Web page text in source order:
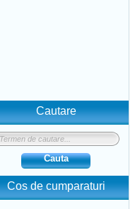
Cautare
Cauta
Cos de cumparaturi